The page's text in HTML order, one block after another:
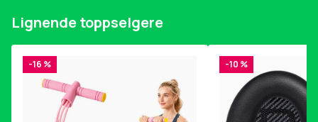
Zain Zain Al Rafeea
Rahil Yordanos Shiferaw
Yonas Boluwatife Treasure Bankole
Souad Kawsar Al Haddad
Selim, faren Fadi Yousef
Sahar Haita «Cedra» Izzam
Aspro Alaa Chouchnieh
Lignende toppselgere
-16 % -10 %